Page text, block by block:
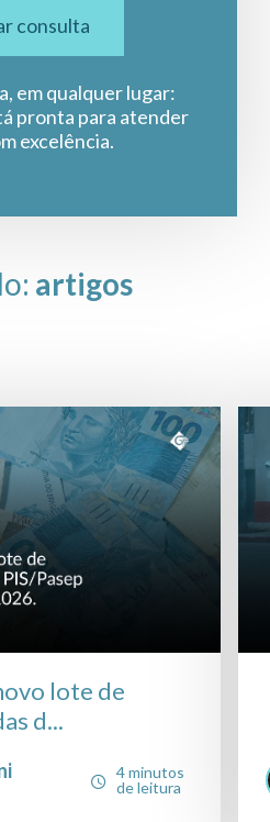
consulta
em qualquer lugar:
pronta para atender
excelência.
artigos
lote de
d...
4 minutos
de leitura